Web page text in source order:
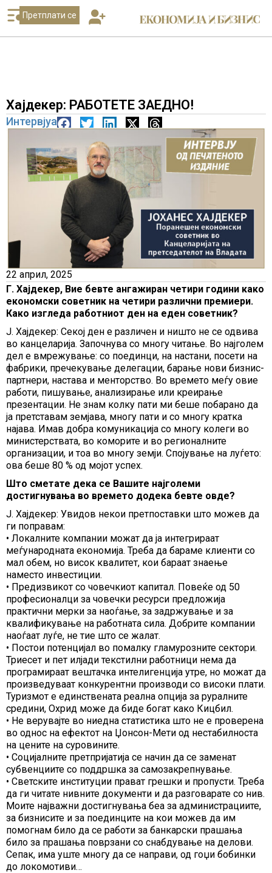
Претплати се
Хајдекер: РАБОТЕТЕ ЗАЕДНО!
Интервјуа
22 април, 2025
Г. Хајдекер, Вие бевте ангажиран четири години како
економски советник на четири различни премиери.
Како изгледа работниот ден на еден советник?
Ј. Хајдекер: Секој ден е различен и ништо не се одвива
во канцеларија. Започнува со многу читање. Во најголем
дел е вмрежување: со поединци, на настани, посети на
фабрики, пречекување делегации, барање нови бизнис-
партнери, настава и менторство. Во времето меѓу овие
работи, пишување, анализирање или креирање
презентации. Не знам колку пати ми беше побарано да
ја претставам земјава, многу пати и со многу кратка
најава. Имав добра комуникација со многу колеги во
министерствата, во коморите и во регионалните
организации, и тоа во многу земји. Спојување на луѓето:
ова беше 80 % од мојот успех.
Што сметате дека се Вашите најголеми
достигнувања во времето додека бевте овде?
Ј. Хајдекер: Увидов некои претпоставки што можев да
ги поправам:
• Локалните компании можат да ja интегрираат
меѓународната економија. Треба да бараме клиенти со
мал обем, но висок квалитет, кои бараат знаење
наместо инвестиции.
• Предизвикот со човечкиот капитал. Повеќе од 50
професионалци за човечки ресурси предложија
практични мерки за наоѓање, за задржување и за
квалификување на работната сила. Добрите компании
наоѓаат луѓе, не тие што се жалат.
• Постои потенцијал во помалку гламурозните сектори.
Триесет и пет илјади текстилни работници нема да
програмираат вештачка интелигенција утре, но можат да
произведуваат конкурентни производи со високи плати.
Туризмот е единствената реална опција за руралните
средини, Охрид може да биде богат како Кицбил.
• Не верувајте во ниедна статистика што не е проверена
во однос на ефектот на Џонсон-Мети од нестабилноста
на цените на суровините.
• Социјалните претпријатија се начин да се заменат
субвенциите со поддршка за самозакрепнување.
• Светските институции прават грешки и пропусти. Треба
да ги читате нивните документи и да разговарате со нив.
Моите најважни достигнувања беа за администрациите,
за бизнисите и за поединците на кои можев да им
помогнам било да се работи за банкарски прашања
било за прашања поврзани со снабдување на делови.
Сепак, има уште многу да се направи, од гоџи бобинки
до локомотиви…